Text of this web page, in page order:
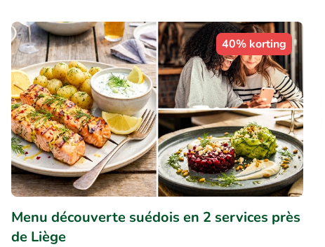
40% korting
Menu découverte suédois en 2 services près
de Liège